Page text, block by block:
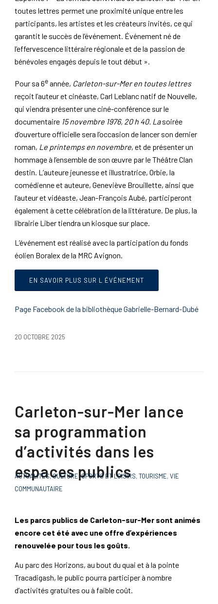
toutes lettres permet une proximité unique entre les
participants, les artistes et les créateurs invités, ce qui
garantit le succès de l’événement. Événement né de
l’effervescence littéraire régionale et de la passion de
bénévoles engagés depuis le tout début ».
Pour sa 6eannée, Carleton-sur-Mer en toutes lettres
reçoit l’auteur et cinéaste, Carl Leblanc natif de Nouvelle,
qui viendra présenter une ciné-conférence sur le
documentaire 15 novembre 1976, 20 h 40. Lasoirée
d’ouverture officielle sera l’occasion de lancer son dernier
roman, Le printemps en novembre, et de présenter un
hommage à l’ensemble de son œuvre par le Théâtre Clan
destin. L’auteure jeunesse et illustratrice, Orbie, la
comédienne et auteure, Geneviève Brouillette, ainsi que
l’auteur et vidéaste, Jean-François Aubé, participeront
également à cette célébration de la littérature. De plus, la
librairie Liber tiendra un kiosque sur place.
L’événement est réalisé avec la participation du fonds
éolien Boralex de la MRC Avignon.
EN SAVOIR PLUS SUR L ÉVÉNEMENT
Page Facebook de la bibliothèque Gabrielle-Bernard-Dubé
20 OCTOBRE 2025
Carleton-sur-Mer lance
sa programmation
d’activités dans les
espaces publics
ACTUALITÉS,CULTURE,SPORTS ET LOISIRS, TOURISME, VIE
COMMUNAUTAIRE
Les parcs publics de Carleton-sur-Mer sont animés
encore cet été avec une offre d’expériences
renouvelée pour tous les goûts.
Au parc des Horizons, au bout du quai et à la pointe
Tracadigash, le public pourra participer à nombre
d’activités gratuites ou à faible coût.